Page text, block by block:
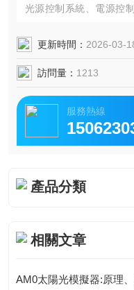
光源控制系統、電源控
更新時間： 2026-03-
訪問量： 1213
服務熱線
產品分類
相關文章
AM0太陽光模擬器:原理